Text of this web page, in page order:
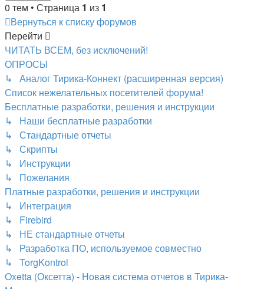
0 тем • Страница 1 из 1
Вернуться к списку форумов
Перейти
ЧИТАТЬ ВСЕМ, без исключений!
ОПРОСЫ
↳ Аналог Тирика-Коннект (расширенная версия)
Список нежелательных посетителей форума!
Бесплатные разработки, решения и инструкции
↳ Наши бесплатные разработки
↳ Стандартные отчеты
↳ Скрипты
↳ Инструкции
↳ Пожелания
Платные разработки, решения и инструкции
↳ Интеграция
↳ Firebird
↳ НЕ стандартные отчеты
↳ Разработка ПО, используемое совместно
↳ TorgKontrol
Oxetta (Оксетта) - Новая система отчетов в Тирика-